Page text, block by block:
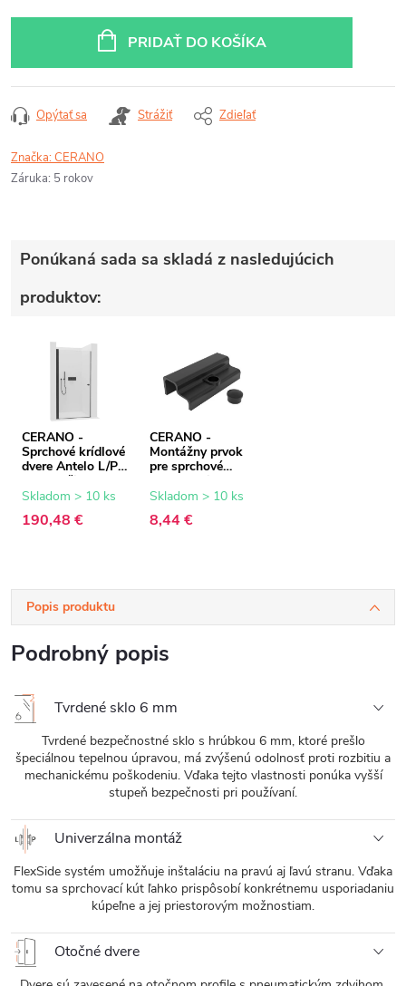
PRIDAŤ DO KOŠÍKA
Opýtať sa Strážiť Zdieľať
Značka:CERANO
Záruka: 5 rokov
Ponúkaná sada sa skladá z nasledujúcich
produktov:
CERANO -
Sprchové krídlové
dvere Antelo L/P -
6 mm - čierna
matná,
sklo - 90x190 cm
Skladom > 10 ks
190,48 €
CERANO -
Montážny prvok
pre sprchové
Antelo - čierna
Skladom > 10 ks
8,44 €
Popis produktu
Podrobný popis
Tvrdené sklo 6 mm
Tvrdené bezpečnostné sklo s hrúbkou 6 mm, ktoré prešlo
špeciálnou tepelnou úpravou, má zvýšenú odolnosť proti rozbitiu a
mechanickému poškodeniu. Vďaka tejto vlastnosti ponúka vyšší
stupeň bezpečnosti pri používaní.
Univerzálna montáž
FlexSide systém umožňuje inštaláciu na pravú aj ľavú stranu. Vďaka
tomu sa sprchovací kút ľahko prispôsobí konkrétnemu usporiadaniu
kúpeľne a jej priestorovým možnostiam.
Otočné dvere